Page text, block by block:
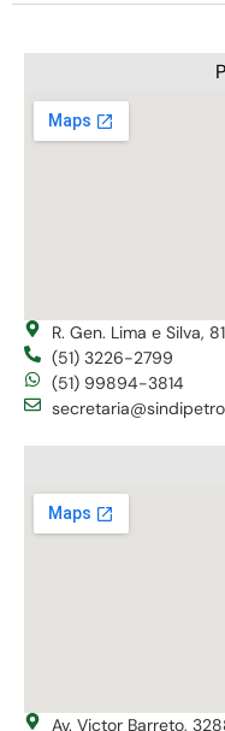
R. Gen. Lima e Silva,
(51) 3226-2799
(51) 99894-3814
Av. Victor Barreto,